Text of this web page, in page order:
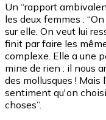
Un “rapport
les deux femmes :
sur elle. On veut lui
finit par faire les
complexe. Elle a une
mine de rien : il nous
des mollusques !
sentiment qu'on
choses”.